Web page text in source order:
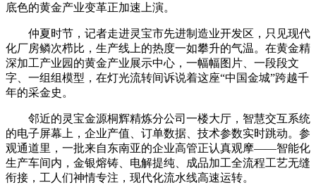
底色的黄金产业变革正加速上演。
仲夏时节，记者走进灵宝市先进制造业开发区，只见现代
化厂房鳞次栉比，生产线上的热度一如攀升的气温。在黄金精
深加工产业园的黄金产业展示中心，一幅幅图片、一段段文
字、一组组模型，在灯光流转间诉说着这座“中国金城”跨越千
年的采金史。
邻近的灵宝金源桐辉精炼分公司一楼大厅，智慧交互系统
的电子屏幕上，企业产值、订单数据、技术参数实时跳动。参
观通道里，一批来自东南亚的企业高管正认真观摩——智能化
生产车间内，金银熔铸、电解提纯、成品加工全流程工艺无缝
衔接，工人们神情专注，现代化流水线高速运转。